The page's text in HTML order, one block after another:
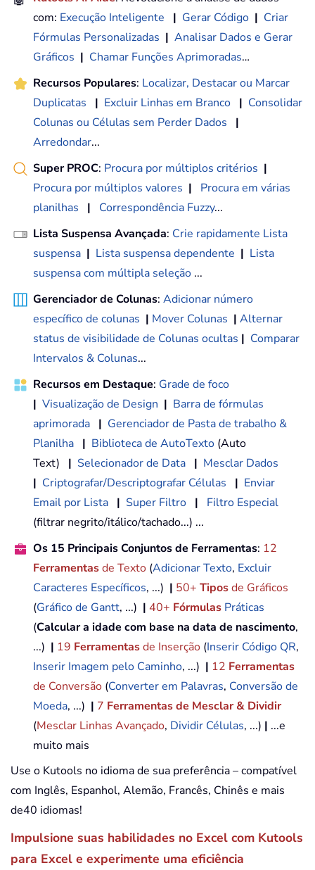
com: Execução Inteligente | Gerar Código | Criar
Fórmulas Personalizadas | Analisar Dados e Gerar
Gráficos | Chamar Funções Aprimoradas…
Recursos Populares: Localizar, Destacar ou Marcar
Duplicatas
| Excluir Linhas em Branco | Consolidar
Colunas ou Células sem Perder Dados
|
Arredondar...
Super PROC: Procura por múltiplos critérios |
Procura por múltiplos valores |
Procura em várias
planilhas
| Correspondência Fuzzy...
Lista Suspensa Avançada: Crie rapidamente Lista
suspensa | Lista suspensa dependente | Lista
suspensa com múltipla seleção ...
Gerenciador de Colunas: Adicionar número
específico de colunas | Mover Colunas | Alternar
status de visibilidade de Colunas ocultas | Comparar
Intervalos & Colunas...
Recursos em Destaque: Grade de foco
| Visualização de Design | Barra de fórmulas
aprimorada | Gerenciador de Pasta de trabalho &
Planilha | Biblioteca de AutoTexto (Auto
Text) | Selecionador de Data | Mesclar Dados
| Criptografar/Descriptografar Células | Enviar
Email por Lista | Super Filtro |
Filtro Especial
(filtrar negrito/itálico/tachado...) ...
Os 15 Principais Conjuntos de Ferramentas: 12
Ferramentasde Texto (Adicionar Texto, Excluir
Caracteres Específicos, ...) | 50+ Tiposde Gráficos
(Gráfico de Gantt, ...) | 40+ Fórmulas Práticas
(Calcular a idade com base na data de nascimento,
...) | 19 Ferramentasde Inserção (Inserir Código QR,
Inserir Imagem pelo Caminho, ...) | 12 Ferramentas
de Conversão (Converter em Palavras, Conversão de
Moeda, ...) | 7 Ferramentas de Mesclar & Dividir
(Mesclar Linhas Avançado, Dividir Células, ...) | ...e
muito mais
Use o Kutools no idioma de sua preferência – compatível
com Inglês, Espanhol, Alemão, Francês, Chinês e mais
de40 idiomas!
Impulsione suas habilidades no Excel com Kutools
para Excel e experimente uma eficiência